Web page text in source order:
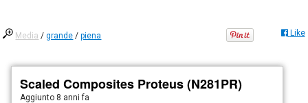
Media /grande /piena Like
Scaled Composites Proteus (N281PR)
Aggiunto 8 anni fa